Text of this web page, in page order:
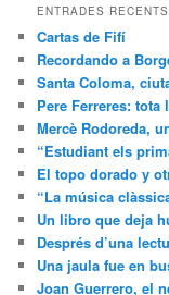
ENTRADES RECENTS
Cartas de Fifí
Recordando a
Santa Coloma,
Pere Ferreres:
Mercè Rodoreda,
“Estudiant els
El topo dorado y
“La música
Un libro que deja
Després d’una
Una jaula fue en
Joan Guerrero, el